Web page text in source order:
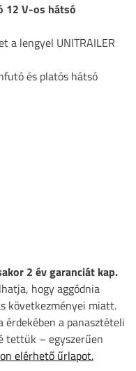
12 V-os hátsó
a lengyel UNITRAILER
és platós hátsó
2 év garanciát kap.
hogy aggódnia
következményei miatt.
érdekében a panasztételi
tettük – egyszerűen
elérhető űrlapot.